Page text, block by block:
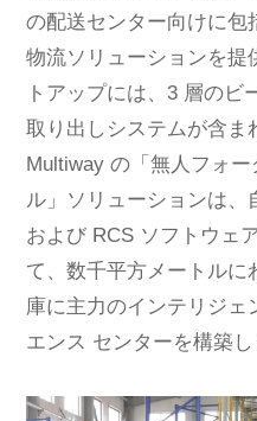
の配送センター向けに包
物流ソリューションを提
トアップには、3 層の
取り出しシステムが含ま
Multiway の「無人フォ
ル」ソリューションは、
および RCS ソフトウェ
て、数千平方メートルに
庫に主力のインテリジェ
エンス センターを構築し